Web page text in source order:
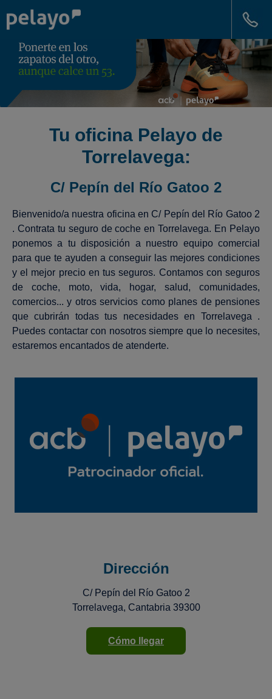
Tu oficina Pelayo de
Torrelavega:
C/ Pepín del Río Gatoo 2
Bienvenido/a nuestra oficina en C/ Pepín del Río Gatoo 2
. Contrata tu seguro de coche en Torrelavega. En Pelayo
ponemos a tu disposición a nuestro equipo comercial
para que te ayuden a conseguir las mejores condiciones
y el mejor precio en tus seguros. Contamos con seguros
de coche, moto, vida, hogar, salud, comunidades,
comercios... y otros servicios como planes de pensiones
que cubrirán todas tus necesidades en Torrelavega .
Puedes contactar con nosotros siempre que lo necesites,
estaremos encantados de atenderte.
Dirección
C/ Pepín del Río Gatoo 2
Torrelavega, Cantabria 39300
Cómo llegar